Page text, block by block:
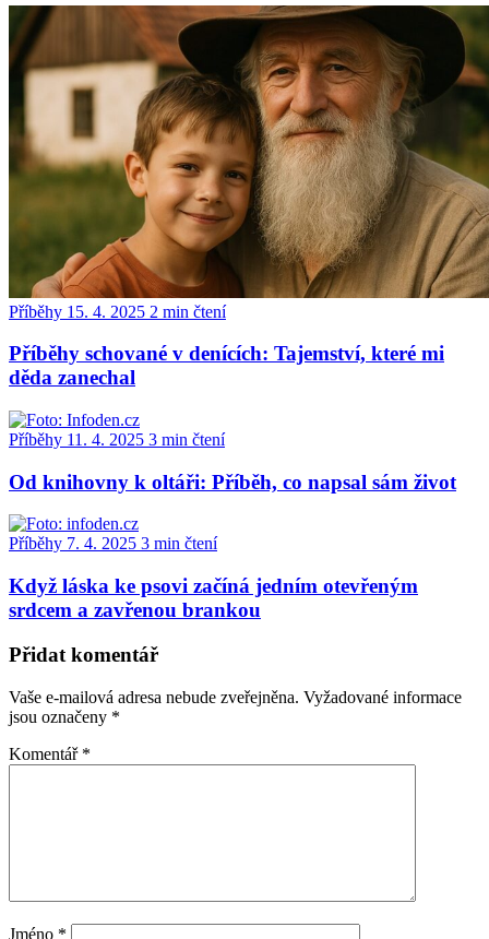
Příběhy 15. 4. 2025 2 min čtení
Příběhy schované v denících: Tajemství, které mi
děda zanechal
Příběhy 11. 4. 2025 3 min čtení
Od knihovny k oltáři: Příběh, co napsal sám život
Příběhy 7. 4. 2025 3 min čtení
Když láska ke psovi začíná jedním otevřeným
srdcem a zavřenou brankou
Přidat komentář
Vaše e-mailová adresa nebude zveřejněna. Vyžadované informace
jsou označeny *
Komentář *
Jméno *